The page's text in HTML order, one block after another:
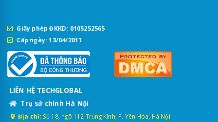
Giấy phép ĐKKD: 0105252565
Cấp ngày: 13/04/2011
LIÊN HỆ TECHGLOBAL
Trụ sở chính Hà Nội
Địa chỉ: Số 18, ngõ 112 Trung Kính, P. Yên Hòa, Hà Nội.